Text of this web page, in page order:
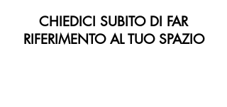
CHIEDICI SUBITO DI FAR
RIFERIMENTO AL TUO SPAZIO